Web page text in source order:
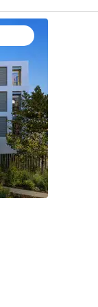
équipée
et culturelles.
vos enfants
carré saphir
et propose 50
volumes et
se
agréable
des regards.
détails
Pour
pour la
[…] Voir le